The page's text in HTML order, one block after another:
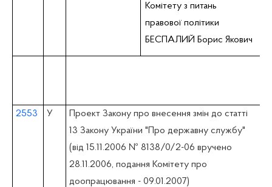
Комітету з питань
правової політики
БЕСПАЛИЙ Борис Якович
2553 У
Проект Закону про внесення змін до статті
13 Закону України "Про державну службу"
(вiд 15.11.2006 № 8138/0/2-06 вручено
28.11.2006, подання Комітету про
доопрацювання - 09.01.2007)